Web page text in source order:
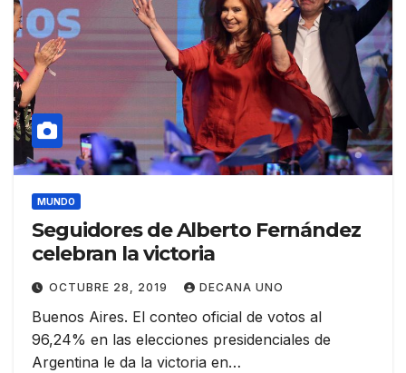
MUNDO
Seguidores de Alberto Fernández
celebran la victoria
OCTUBRE 28, 2019 DECANA UNO
Buenos Aires. El conteo oficial de votos al
96,24% en las elecciones presidenciales de
Argentina le da la victoria en…